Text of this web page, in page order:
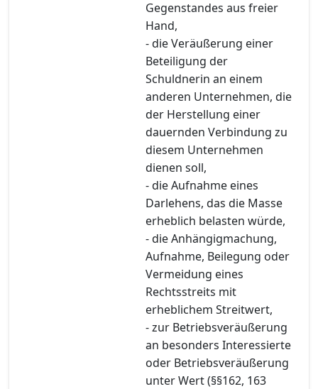
Gegenstandes aus freier
Hand,
- die Veräußerung einer
Beteiligung der
Schuldnerin an einem
anderen Unternehmen, die
der Herstellung einer
dauernden Verbindung zu
diesem Unternehmen
dienen soll,
- die Aufnahme eines
Darlehens, das die Masse
erheblich belasten würde,
- die Anhängigmachung,
Aufnahme, Beilegung oder
Vermeidung eines
Rechtsstreits mit
erheblichem Streitwert,
- zur Betriebsveräußerung
an besonders Interessierte
oder Betriebsveräußerung
unter Wert (§§162, 163